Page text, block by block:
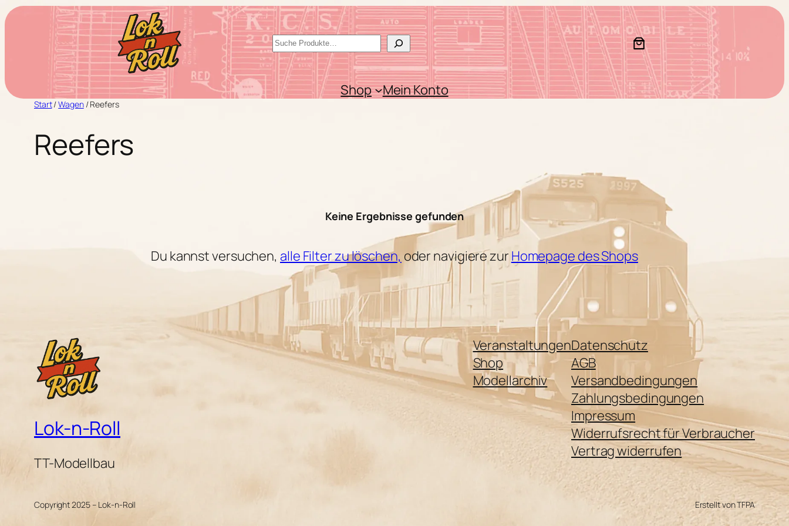
Zum
springen
S
u
c
h
Shop Mein Konto
Start/Wagen/ Reefers
Reefers
Keine Ergebnisse gefunden
Du kannst versuchen, alle Filter zu löschen, oder navigiere zurHomepage des Shops
Lok-n-Roll
TT-Modellbau
Veranstaltungen
Shop
Modellarchiv
Datenschutz
AGB
Versandbedingungen
Zahlungsbedingungen
Impressum
Widerrufsrecht für Verbraucher
Vertrag widerrufen
Copyright 2025 – Lok-n-Roll Erstellt von TFPA